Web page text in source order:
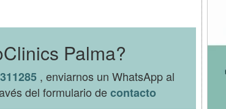
Palma?
, enviarnos un WhatsApp al
del formulario decontacto